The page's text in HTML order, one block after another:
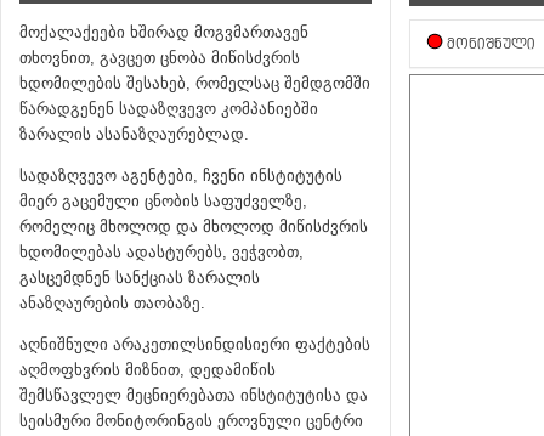
მოქალაქეები ხშირად მოგვმართავენ
თხოვნით, გავცეთ ცნობა მიწისძვრის
ხდომილების შესახებ, რომელსაც შემდგომში
წარადგენენ სადაზღვევო კომპანიებში
ზარალის ასანაზღაურებლად.
სადაზღვევო აგენტები, ჩვენი ინსტიტუტის
მიერ გაცემული ცნობის საფუძველზე,
რომელიც მხოლოდ და მხოლოდ მიწისძვრის
ხდომილებას ადასტურებს, ვეჭვობთ,
გასცემდნენ სანქციას ზარალის
ანაზღაურების თაობაზე.
აღნიშნული არაკეთილსინდისიერი ფაქტების
აღმოფხვრის მიზნით, დედამიწის
შემსწავლელ მეცნიერებათა ინსტიტუტისა და
სეისმური მონიტორინგის ეროვნული ცენტრი
ᲛᲝᲜᲘᲨᲜᲣᲚᲘ